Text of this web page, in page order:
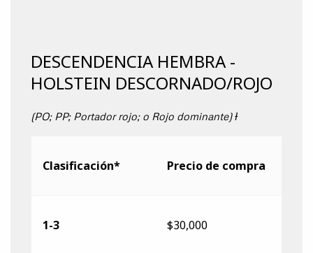
DESCENDENCIA HEMBRA -
HOLSTEIN DESCORNADO/ROJO
(PO; PP; Portador rojo; o Rojo dominante) Ɨ
Clasificación* Precio de compra
1-3 $30,000